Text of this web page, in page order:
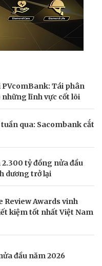
Tái phân
lĩnh vực cốt lõi
qua: Sacombank cắt
tỷ đồng nửa đầu
dương trở lại
Review Awards vinh
kiệm tốt nhất Việt Nam
đầu năm 2026